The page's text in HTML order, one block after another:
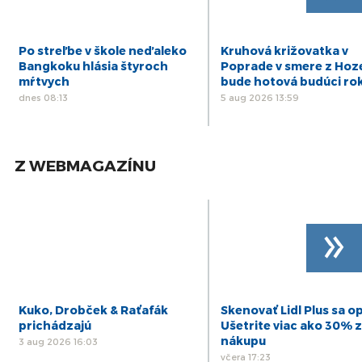
Po streľbe v škole neďaleko
Bangkoku hlásia štyroch
mŕtvych
dnes 08:13
Kruhová križovatka v
Poprade v smere z
bude hotová budúci
5 aug 2026 13:59
Z WEBMAGAZÍNU
Kuko, Drobček & Raťafák
prichádzajú
3 aug 2026 16:03
Skenovať Lidl Plus sa
Ušetrite viac ako 30% z
nákupu
včera 17:23
»